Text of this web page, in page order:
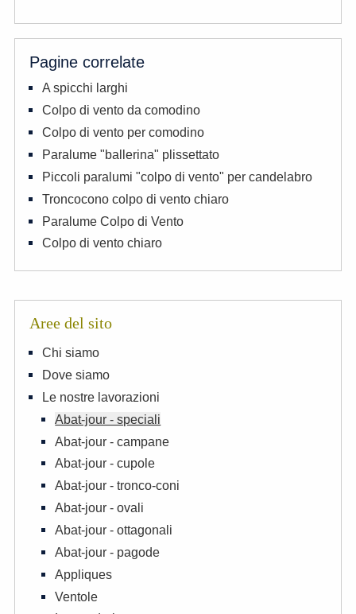
Pagine correlate
A spicchi larghi
Colpo di vento da comodino
Colpo di vento per comodino
Paralume "ballerina" plissettato
Piccoli paralumi "colpo di vento" per candelabro
Troncocono colpo di vento chiaro
Paralume Colpo di Vento
Colpo di vento chiaro
Aree del sito
Chi siamo
Dove siamo
Le nostre lavorazioni
Abat-jour - speciali
Abat-jour - campane
Abat-jour - cupole
Abat-jour - tronco-coni
Abat-jour - ovali
Abat-jour - ottagonali
Abat-jour - pagode
Appliques
Ventole